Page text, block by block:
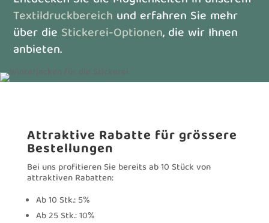
Textildruckbereich und erfahren Sie mehr
über die Stickerei-Optionen, die wir Ihnen
anbieten.
Attraktive Rabatte für grössere
Bestellungen
Bei uns profitieren Sie bereits ab 10 Stück von
attraktiven Rabatten:
Ab 10 Stk.: 5%
Ab 25 Stk.: 10%